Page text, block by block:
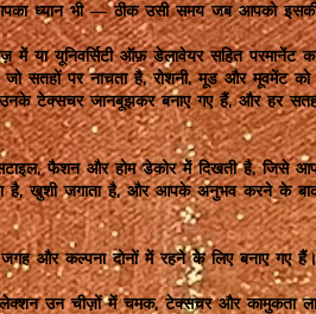
ध्यान भी — ठीक उसी समय जब आपको इसकी
या यूनिवर्सिटी ऑफ़ डेलावेयर सहित परमानेंट
पर नाचता है, रोशनी, मूड और मूवमेंट को
टेक्सचर जानबूझकर बनाए गए हैं, और हर
फैशन और होम डेकोर में दिखती है, जिसे
है, खुशी जगाता है, और आपके अनुभव करने के बाद
और कल्पना दोनों में रहने के लिए बनाए गए हैं।
उन चीज़ों में चमक, टेक्सचर और कामुकता